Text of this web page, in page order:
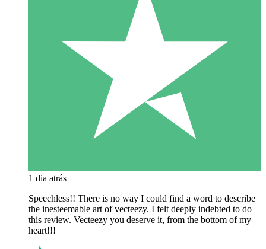
1 dia atrás
Speechless!! There is no way I could find a word to describe
the inesteemable art of vecteezy. I felt deeply indebted to do
this review. Vecteezy you deserve it, from the bottom of my
heart!!!